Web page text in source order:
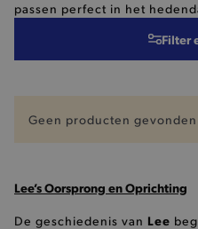
passen perfect in het
Filter
Geen producten
Lee’s Oorsprong en Oprichting
De geschiedenis van Lee